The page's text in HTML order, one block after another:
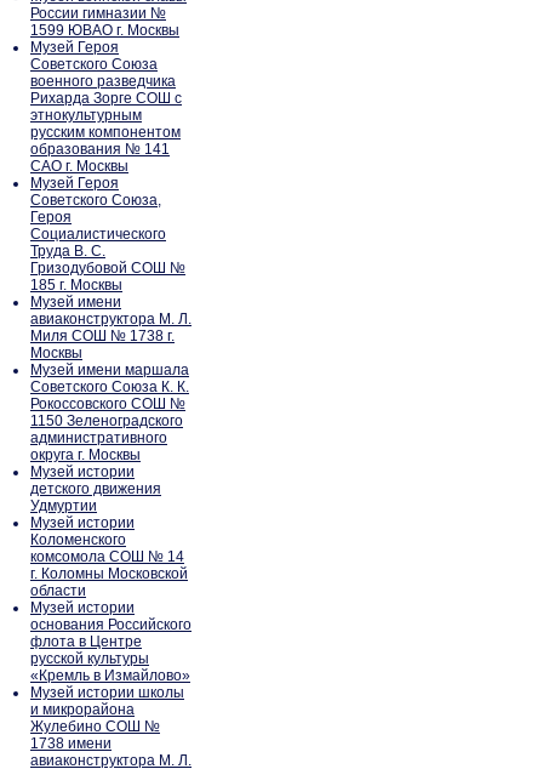
России гимназии №
1599 ЮВАО г. Москвы
Музей Героя
Советского Союза
военного разведчика
Рихарда Зорге СОШ с
этнокультурным
русским компонентом
образования № 141
САО г. Москвы
Музей Героя
Советского Союза,
Героя
Социалистического
Труда В. С.
Гризодубовой СОШ №
185 г. Москвы
Музей имени
авиаконструктора М. Л.
Миля СОШ № 1738 г.
Москвы
Музей имени маршала
Советского Союза К. К.
Рокоссовского СОШ №
1150 Зеленоградского
административного
округа г. Москвы
Музей истории
детского движения
Удмуртии
Музей истории
Коломенского
комсомола СОШ № 14
г. Коломны Московской
области
Музей истории
основания Российского
флота в Центре
русской культуры
«Кремль в Измайлово»
Музей истории школы
и микрорайона
Жулебино СОШ №
1738 имени
авиаконструктора М. Л.